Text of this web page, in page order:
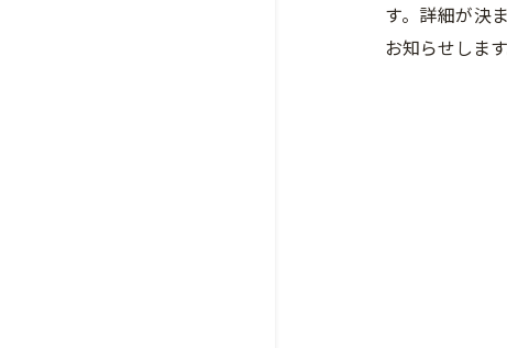
す。詳細が決
お知らせします